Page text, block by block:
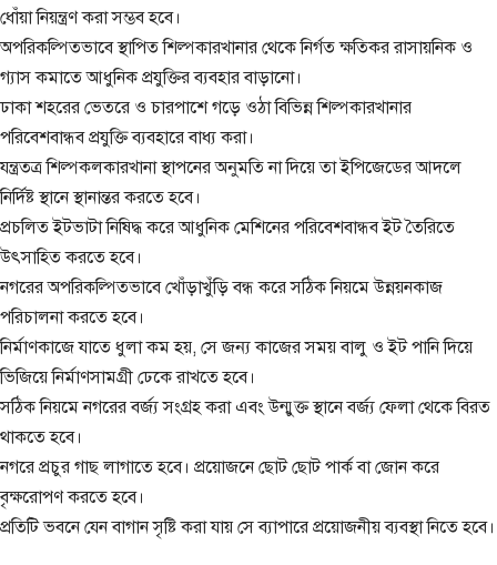
ধোঁয়া নিয়ন্ত্রণ করা সম্ভব হবে।
অপরিকল্পিতভাবে স্থাপিত শিল্পকারখানার থেকে নির্গত ক্ষতিকর রাসায়নিক ও
গ্যাস কমাতে আধুনিক প্রযুক্তির ব্যবহার বাড়ানো।
ঢাকা শহরের ভেতরে ও চারপাশে গড়ে ওঠা বিভিন্ন শিল্পকারখানার
পরিবেশবান্ধব প্রযুক্তি ব্যবহারে বাধ্য করা।
যন্ত্রতত্র শিল্পকলকারখানা স্থাপনের অনুমতি না দিয়ে তা ইপিজেডের আদলে
নির্দিষ্ট স্থানে স্থানান্তর করতে হবে।
প্রচলিত ইটভাটা নিষিদ্ধ করে আধুনিক মেশিনের পরিবেশবান্ধব ইট তৈরিতে
উৎসাহিত করতে হবে।
নগরের অপরিকল্পিতভাবে খোঁড়াখুঁড়ি বন্ধ করে সঠিক নিয়মে উন্নয়নকাজ
পরিচালনা করতে হবে।
নির্মাণকাজে যাতে ধুলা কম হয়, সে জন্য কাজের সময় বালু ও ইট পানি দিয়ে
ভিজিয়ে নির্মাণসামগ্রী ঢেকে রাখতে হবে।
সঠিক নিয়মে নগরের বর্জ্য সংগ্রহ করা এবং উন্মুক্ত স্থানে বর্জ্য ফেলা থেকে বিরত
থাকতে হবে।
নগরে প্রচুর গাছ লাগাতে হবে। প্রয়োজনে ছোট ছোট পার্ক বা জোন করে
বৃক্ষরোপণ করতে হবে।
প্রতিটি ভবনে যেন বাগান সৃষ্টি করা যায় সে ব্যাপারে প্রয়োজনীয় ব্যবস্থা নিতে হবে।